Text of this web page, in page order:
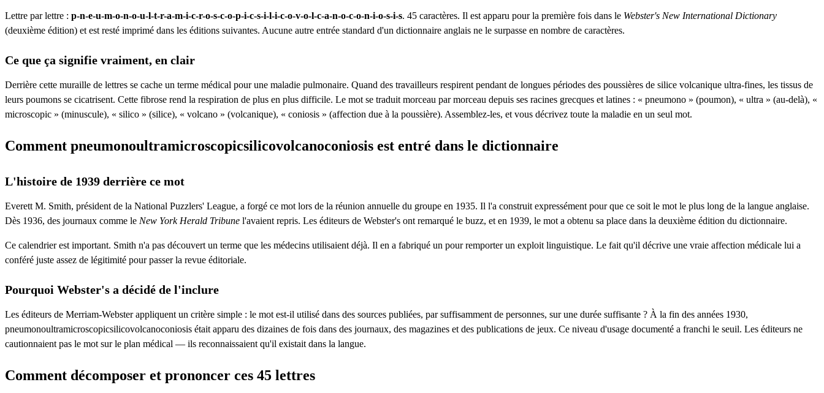
Lettre par lettre : p-n-e-u-m-o-n-o-u-l-t-r-a-m-i-c-r-o-s-c-o-p-i-c-s-i-l-i-c-o-v-o-l-c-a-n-o-c-o-n-i-o-s-i-s. 45 caractères. Il est apparu pour la première fois dans le Webster's New International Dictionary
(deuxième édition) et est resté imprimé dans les éditions suivantes. Aucune autre entrée standard d'un dictionnaire anglais ne le surpasse en nombre de caractères.
Ce que ça signifie vraiment, en clair
Derrière cette muraille de lettres se cache un terme médical pour une maladie pulmonaire. Quand des travailleurs respirent pendant de longues périodes des poussières de silice volcanique ultra-fines, les tissus de
leurs poumons se cicatrisent. Cette fibrose rend la respiration de plus en plus difficile. Le mot se traduit morceau par morceau depuis ses racines grecques et latines : « pneumono » (poumon), « ultra » (au-delà), «
microscopic » (minuscule), « silico » (silice), « volcano » (volcanique), « coniosis » (affection due à la poussière). Assemblez-les, et vous décrivez toute la maladie en un seul mot.
Comment pneumonoultramicroscopicsilicovolcanoconiosis est entré dans le dictionnaire
L'histoire de 1939 derrière ce mot
Everett M. Smith, président de la National Puzzlers' League, a forgé ce mot lors de la réunion annuelle du groupe en 1935. Il l'a construit expressément pour que ce soit le mot le plus long de la langue anglaise.
Dès 1936, des journaux comme le New York Herald Tribune l'avaient repris. Les éditeurs de Webster's ont remarqué le buzz, et en 1939, le mot a obtenu sa place dans la deuxième édition du dictionnaire.
Ce calendrier est important. Smith n'a pas découvert un terme que les médecins utilisaient déjà. Il en a fabriqué un pour remporter un exploit linguistique. Le fait qu'il décrive une vraie affection médicale lui a
conféré juste assez de légitimité pour passer la revue éditoriale.
Pourquoi Webster's a décidé de l'inclure
Les éditeurs de Merriam-Webster appliquent un critère simple : le mot est-il utilisé dans des sources publiées, par suffisamment de personnes, sur une durée suffisante ? À la fin des années 1930,
pneumonoultramicroscopicsilicovolcanoconiosis était apparu des dizaines de fois dans des journaux, des magazines et des publications de jeux. Ce niveau d'usage documenté a franchi le seuil. Les éditeurs ne
cautionnaient pas le mot sur le plan médical — ils reconnaissaient qu'il existait dans la langue.
Comment décomposer et prononcer ces 45 lettres